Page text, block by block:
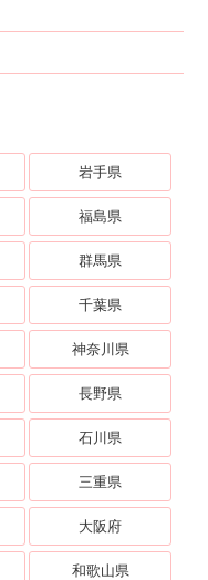
岩手県
福島県
群馬県
千葉県
神奈川県
長野県
石川県
三重県
大阪府
和歌山県